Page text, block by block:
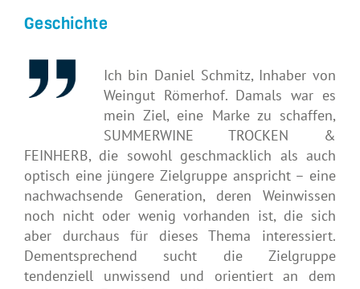
Geschichte
Ich bin Daniel Schmitz, Inhaber von
Weingut Römerhof. Damals war es
mein Ziel, eine Marke zu schaffen,
SUMMERWINE TROCKEN &
FEINHERB, die sowohl geschmacklich als auch
optisch eine jüngere Zielgruppe anspricht – eine
nachwachsende Generation, deren Weinwissen
noch nicht oder wenig vorhanden ist, die sich
aber durchaus für dieses Thema interessiert.
Dementsprechend sucht die Zielgruppe
tendenziell unwissend und orientiert an dem